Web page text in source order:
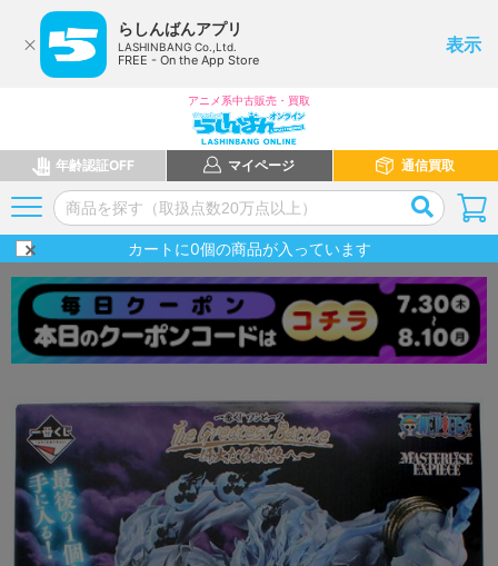
らしんばんアプリ
LASHINBANG Co.,Ltd.
FREE - On the App Store
表示
アニメ系中古販売・買取
年齢認証OFF マイページ 通信買取
カートに0個の商品が入っています